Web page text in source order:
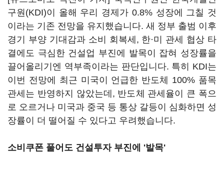
구원(KDI)이 올해 우리 경제가 0.8% 성장에 그칠 것
이라는 기존 전망을 유지했습니다. 새 정부 출범 이후
경기 부양 기대감과 소비 회복세, 한·미 관세 협상 타
결에도 극심한 건설업 부진에 발목이 잡혀 성장률을
끌어올리기엔 역부족이라는 판단입니다. 특히 KDI는
이번 전망에 최근 미국이 언급한 반도체 100% 품목
관세는 반영하지 않았는데, 반도체 관세율이 큰 폭으
로 오르거나 미국과 중국 등 통상 갈등이 심화하면 성
장률이 더 떨어질 수 있다고 우려했습니다.
소비쿠폰 풀어도 건설투자 부진에 '발목'